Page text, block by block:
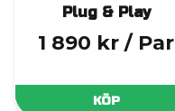
Plug & Play
1 890 kr / Par
KÖP